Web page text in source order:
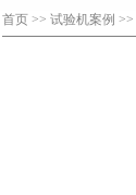
首页>> 试验机案例 >>